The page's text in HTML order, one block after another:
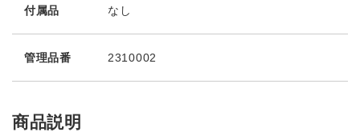
付属品 なし
管理品番 2310002
商品説明